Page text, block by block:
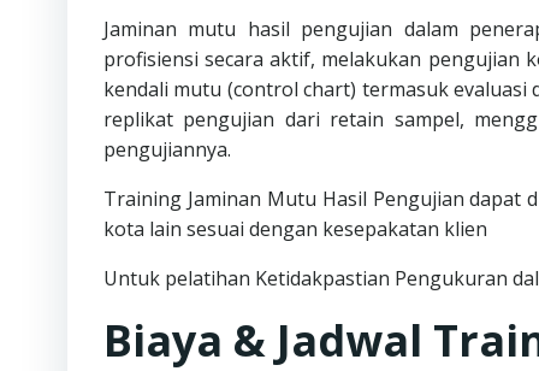
Jaminan mutu hasil pengujian dalam
profisiensi secara aktif, melakukan pengujian
kendali mutu (control chart) termasuk evaluasi
replikat pengujian dari retain sampel,
pengujiannya.
Training Jaminan Mutu Hasil Pengujian dapat
kota lain sesuai dengan kesepakatan klien
Untuk pelatihan Ketidakpastian Pengukuran
Biaya & Jadwal